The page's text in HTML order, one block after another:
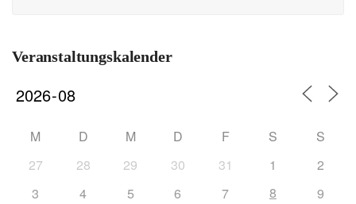
Veranstaltungskalender
M D M D F S
S
27
28 29 30 31 1
2
3
4 5 6 7 8
9